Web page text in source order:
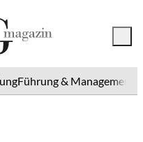
Führung & Management